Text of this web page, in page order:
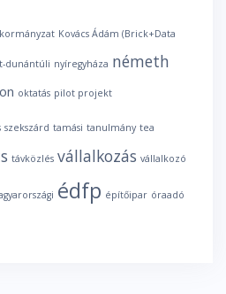
kormányzat Kovács Ádám (Brick+Data
dunántúli nyíregyháza németh
oktatás pilot projekt
szekszárd tamási tanulmány tea
távközlés vállalkozás vállalkozó
édfp építőipar óraadó